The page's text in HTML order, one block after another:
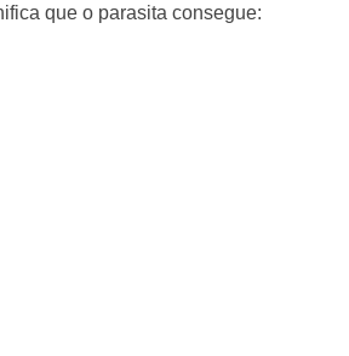
que o parasita consegue: